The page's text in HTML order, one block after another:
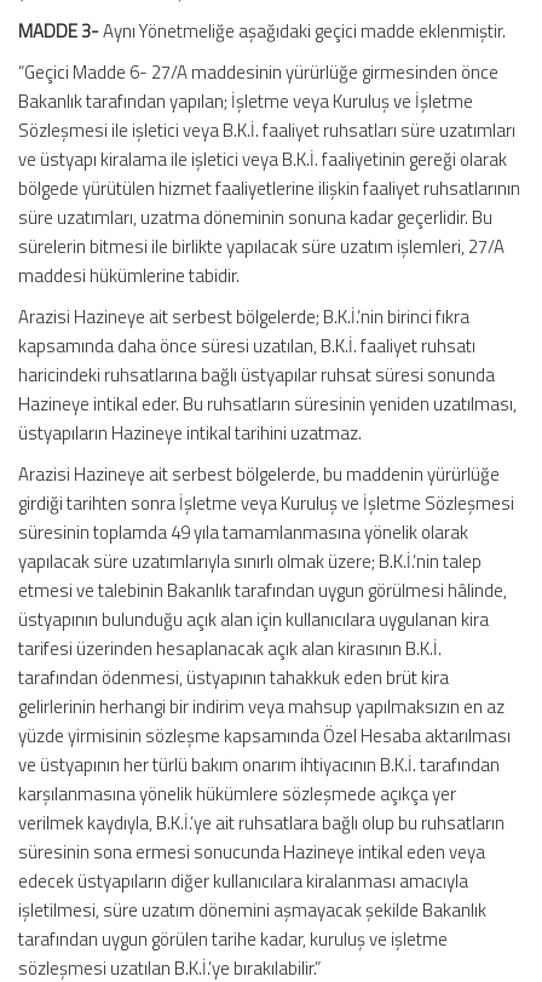
MADDE 3-Aynı Yönetmeliğe aşağıdaki geçici madde eklenmiştir.
“Geçici Madde 6- 27/A maddesinin yürürlüğe girmesinden önce
Bakanlık tarafından yapılan; İşletme veya Kuruluş ve İşletme
Sözleşmesi ile işletici veya B.K.İ. faaliyet ruhsatları süre uzatımları
ve üstyapı kiralama ile işletici veya B.K.İ. faaliyetinin gereği olarak
bölgede yürütülen hizmet faaliyetlerine ilişkin faaliyet ruhsatlarının
süre uzatımları, uzatma döneminin sonuna kadar geçerlidir. Bu
sürelerin bitmesi ile birlikte yapılacak süre uzatım işlemleri, 27/A
maddesi hükümlerine tabidir.
Arazisi Hazineye ait serbest bölgelerde; B.K.İ.’nin birinci fıkra
kapsamında daha önce süresi uzatılan, B.K.İ. faaliyet ruhsatı
haricindeki ruhsatlarına bağlı üstyapılar ruhsat süresi sonunda
Hazineye intikal eder. Bu ruhsatların süresinin yeniden uzatılması,
üstyapıların Hazineye intikal tarihini uzatmaz.
Arazisi Hazineye ait serbest bölgelerde, bu maddenin yürürlüğe
girdiği tarihten sonra İşletme veya Kuruluş ve İşletme Sözleşmesi
süresinin toplamda 49 yıla tamamlanmasına yönelik olarak
yapılacak süre uzatımlarıyla sınırlı olmak üzere; B.K.İ.’nin talep
etmesi ve talebinin Bakanlık tarafından uygun görülmesi hâlinde,
üstyapının bulunduğu açık alan için kullanıcılara uygulanan kira
tarifesi üzerinden hesaplanacak açık alan kirasının B.K.İ.
tarafından ödenmesi, üstyapının tahakkuk eden brüt kira
gelirlerinin herhangi bir indirim veya mahsup yapılmaksızın en az
yüzde yirmisinin sözleşme kapsamında Özel Hesaba aktarılması
ve üstyapının her türlü bakım onarım ihtiyacının B.K.İ. tarafından
karşılanmasına yönelik hükümlere sözleşmede açıkça yer
verilmek kaydıyla, B.K.İ.’ye ait ruhsatlara bağlı olup bu ruhsatların
süresinin sona ermesi sonucunda Hazineye intikal eden veya
edecek üstyapıların diğer kullanıcılara kiralanması amacıyla
işletilmesi, süre uzatım dönemini aşmayacak şekilde Bakanlık
tarafından uygun görülen tarihe kadar, kuruluş ve işletme
sözleşmesi uzatılan B.K.İ.’ye bırakılabilir.”